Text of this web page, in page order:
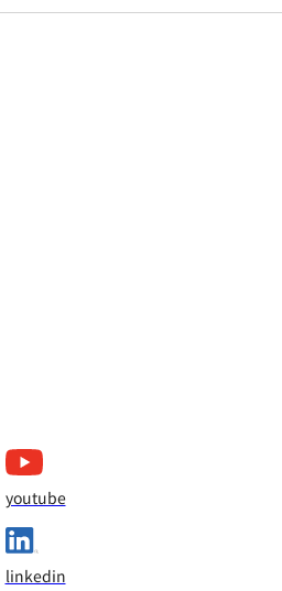
youtube
linkedin